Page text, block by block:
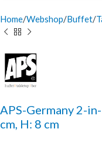
Home Webshop Buffet
APS-Germany 2-
cm, H: 8 cm